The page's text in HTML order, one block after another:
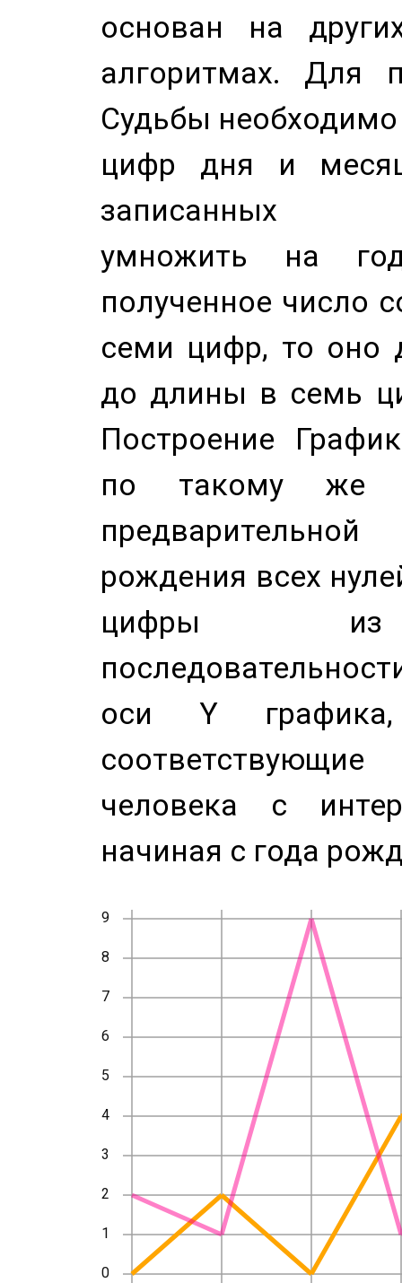
основан на
алгоритмах. Для
Судьбы
цифр дня и
записанных
умножить на
полученное число
семи цифр, то оно
до длины в семь
Построение
по такому же
рождения всех
цифры из
оси Y
человека с
начиная с года